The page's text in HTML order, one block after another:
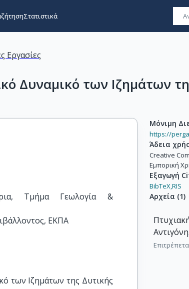
Στατιστικά
Εργασίες
Δυναμικό των Ιζημάτων
Τμήμα Γεωλογία &
ΕΚΠΑ
των Ιζημάτων της Δυτικής
Μόνιμη
https://
Άδεια
Creative
Εμπορική
Εξαγωγή
BibTeX,RIS
Αρχεία (1)